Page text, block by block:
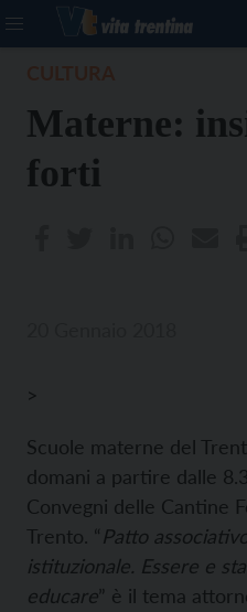
Materne:
forti
>
Scuole materne del
domani a partire dalle
Convegni delle Cantine
Trento. “Patto
istituzionale. Essere e
educare” è il tema